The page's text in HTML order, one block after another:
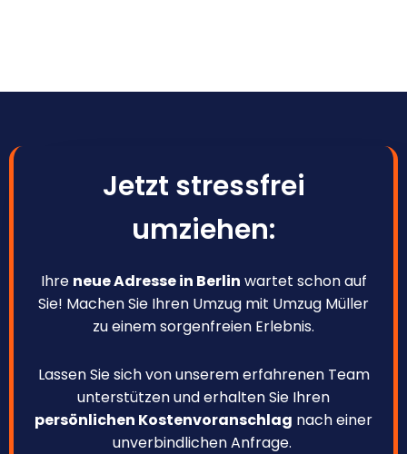
Jetzt stressfrei
umziehen:
Ihre neue Adresse in Berlin wartet schon auf
Sie! Machen Sie Ihren Umzug mit Umzug Müller
zu einem sorgenfreien Erlebnis.
Lassen Sie sich von unserem erfahrenen Team
unterstützen und erhalten Sie Ihren
persönlichen Kostenvoranschlag nach einer
unverbindlichen Anfrage.